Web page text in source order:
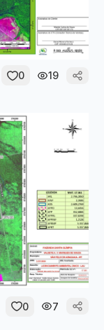
0 19
0 7